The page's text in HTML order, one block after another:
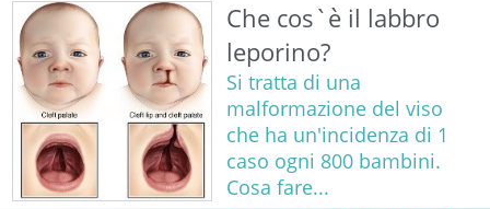
Che cos`è il labbro
leporino?
Si tratta di una
malformazione del viso
che ha un'incidenza di 1
caso ogni 800 bambini.
Cosa fare...